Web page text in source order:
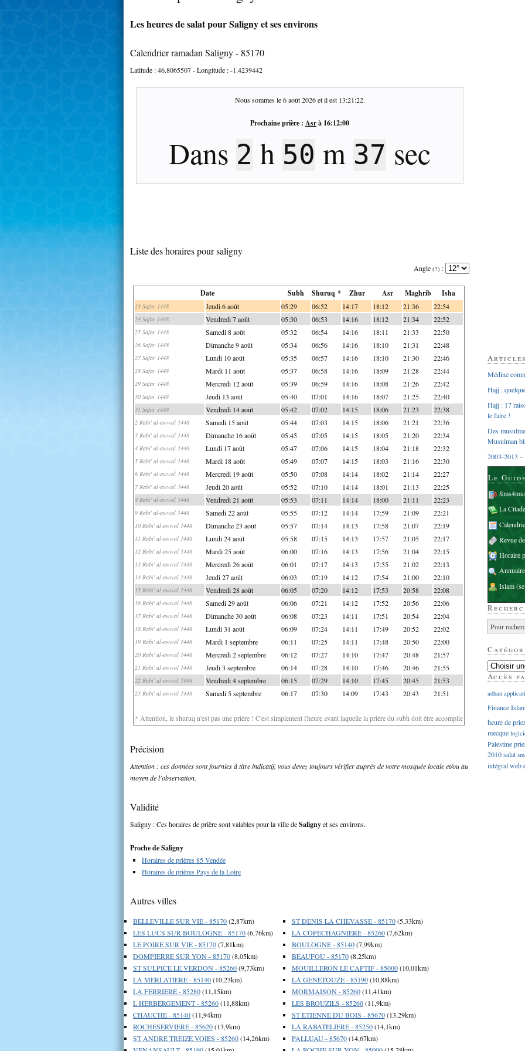
Les heures de salat pour Saligny et ses environs
Calendrier ramadan Saligny - 85170
Latitude :46.8065507- Longitude :-1.4239442
Nous sommes le6 août 2026et il est 13:21:23.
Prochaine prière : Asrà 16:12:00
Dans 2 h 50 m 36 sec
Liste des horaires pour saligny
Angle (?) :
Date Subh Shuruq * Zhur Asr Maghrib Isha
23 Safar 1448 Jeudi 6 août 05:29 06:52 14:17 18:12 21:36 22:54
24 Safar 1448 Vendredi 7 août 05:30 06:53 14:16 18:12 21:34 22:52
25 Safar 1448 Samedi 8 août 05:32 06:54 14:16 18:11 21:33 22:50
26 Safar 1448 Dimanche 9 août 05:34 06:56 14:16 18:10 21:31 22:48
27 Safar 1448 Lundi 10 août 05:35 06:57 14:16 18:10 21:30 22:46
28 Safar 1448 Mardi 11 août 05:37 06:58 14:16 18:09 21:28 22:44
29 Safar 1448 Mercredi 12 août 05:39 06:59 14:16 18:08 21:26 22:42
30 Safar 1448 Jeudi 13 août 05:40 07:01 14:16 18:07 21:25 22:40
31 Safar 1448 Vendredi 14 août 05:42 07:02 14:15 18:06 21:23 22:38
2 Rabi' al-awwal 1448 Samedi 15 août 05:44 07:03 14:15 18:06 21:21 22:36
3 Rabi' al-awwal 1448 Dimanche 16 août 05:45 07:05 14:15 18:05 21:20 22:34
4 Rabi' al-awwal 1448 Lundi 17 août 05:47 07:06 14:15 18:04 21:18 22:32
5 Rabi' al-awwal 1448 Mardi 18 août 05:49 07:07 14:15 18:03 21:16 22:30
6 Rabi' al-awwal 1448 Mercredi 19 août 05:50 07:08 14:14 18:02 21:14 22:27
7 Rabi' al-awwal 1448 Jeudi 20 août 05:52 07:10 14:14 18:01 21:13 22:25
8 Rabi' al-awwal 1448 Vendredi 21 août 05:53 07:11 14:14 18:00 21:11 22:23
9 Rabi' al-awwal 1448 Samedi 22 août 05:55 07:12 14:14 17:59 21:09 22:21
10 Rabi' al-awwal 1448 Dimanche 23 août 05:57 07:14 14:13 17:58 21:07 22:19
11 Rabi' al-awwal 1448 Lundi 24 août 05:58 07:15 14:13 17:57 21:05 22:17
12 Rabi' al-awwal 1448 Mardi 25 août 06:00 07:16 14:13 17:56 21:04 22:15
13 Rabi' al-awwal 1448 Mercredi 26 août 06:01 07:17 14:13 17:55 21:02 22:13
14 Rabi' al-awwal 1448 Jeudi 27 août 06:03 07:19 14:12 17:54 21:00 22:10
15 Rabi' al-awwal 1448 Vendredi 28 août 06:05 07:20 14:12 17:53 20:58 22:08
16 Rabi' al-awwal 1448 Samedi 29 août 06:06 07:21 14:12 17:52 20:56 22:06
17 Rabi' al-awwal 1448 Dimanche 30 août 06:08 07:23 14:11 17:51 20:54 22:04
18 Rabi' al-awwal 1448 Lundi 31 août 06:09 07:24 14:11 17:49 20:52 22:02
19 Rabi' al-awwal 1448 Mardi 1 septembre 06:11 07:25 14:11 17:48 20:50 22:00
20 Rabi' al-awwal 1448 Mercredi 2 septembre 06:12 07:27 14:10 17:47 20:48 21:57
21 Rabi' al-awwal 1448 Jeudi 3 septembre 06:14 07:28 14:10 17:46 20:46 21:55
22 Rabi' al-awwal 1448 Vendredi 4 septembre 06:15 07:29 14:10 17:45 20:45 21:53
23 Rabi' al-awwal 1448 Samedi 5 septembre 06:17 07:30 14:09 17:43 20:43 21:51
* Attention, le shuruq n'est pas une prière ! C'est simplement l'heure avant laquelle la prière du subh doit être accomplie
Précision
Attention : ces données sont fournies à titre indicatif, vous devez toujours vérifier auprès de votre mosquée locale et/ou au
moyen de l'observation.
Validité
Saligny : Ces horaires de prière sont valables pour la ville deSalignyet ses environs.
Proche de Saligny
Horaires de prières 85 Vendée
Horaires de prières Pays de la Loire
Autres villes
BELLEVILLE SUR VIE - 85170(2,87km)
LES LUCS SUR BOULOGNE - 85170(6,76km)
LE POIRE SUR VIE - 85170(7,81km)
DOMPIERRE SUR YON - 85170(8,05km)
ST SULPICE LE VERDON - 85260(9,73km)
LA MERLATIERE - 85140(10,23km)
LA FERRIERE - 85280(11,15km)
L HERBERGEMENT - 85260(11,88km)
CHAUCHE - 85140(11,94km)
ROCHESERVIERE - 85620(13,9km)
ST ANDRE TREIZE VOIES - 85260(14,26km)
ST DENIS LA CHEVASSE - 85170(5,33km)
LA COPECHAGNIERE - 85260(7,62km)
BOULOGNE - 85140(7,99km)
BEAUFOU - 85170(8,25km)
MOUILLERON LE CAPTIF - 85000(10,01km)
LA GENETOUZE - 85190(10,88km)
MORMAISON - 85260(11,41km)
LES BROUZILS - 85260(11,9km)
ST ETIENNE DU BOIS - 85670(13,29km)
LA RABATELIERE - 85250(14,1km)
PALLUAU - 85670(14,67km)
Médine
Hajj :
Hajj : 17
le faire !
Des
Musulman
2003-2013 –
Le
La
Revue
Horaire
Islam
Accès
adhan
Finance
heure de
mecque
Palestine
2010salat
intégralweb